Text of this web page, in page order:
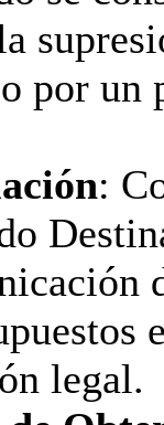
por un
:
legal.